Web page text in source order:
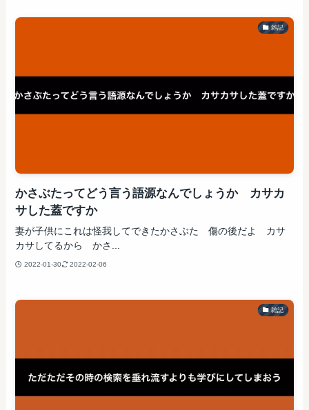
雑記
かさぶたってどう言う語源なんでしょうか カサカ
サした蓋ですか
妻が子供にこれは怪我してできたかさぶた 傷の後だよ カサ
カサしてるから かさ...
2022-01-30 2022-02-06
雑記